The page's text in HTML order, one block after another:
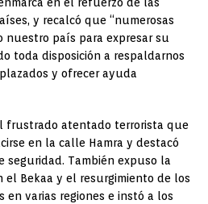
en el refuerzo de las
y recalcó que “numerosas
nuestro país para expresar su
toda disposición a respaldarnos
y ofrecer ayuda
frustrado atentado terrorista que
en la calle Hamra y destacó
seguridad. También expuso la
el Bekaa y el resurgimiento de los
en varias regiones e instó a los